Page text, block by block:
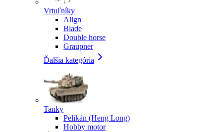
Vrtuľníky
Align
Blade
Double horse
Graupner
Ďalšia kategória
Tanky
Pelikán (Heng Long)
Hobby motor